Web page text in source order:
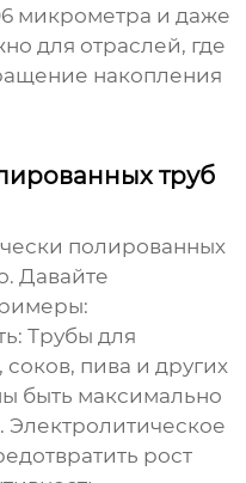
микрометра и даже
для отраслей, где
накопления
труб
полированных
Давайте
Трубы для
пива и других
быть максимально
рост